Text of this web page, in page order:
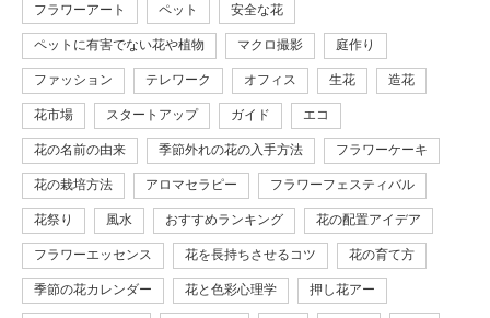
フラワーアート ペット 安全な花
ペットに有害でない花や植物 マクロ撮影 庭作り
ファッション テレワーク オフィス 生花 造花
花市場 スタートアップ ガイド エコ
花の名前の由来 季節外れの花の入手方法 フラワーケーキ
花の栽培方法 アロマセラピー フラワーフェスティバル
花祭り 風水 おすすめランキング 花の配置アイデア
フラワーエッセンス 花を長持ちさせるコツ 花の育て方
季節の花カレンダー 花と色彩心理学 押し花アー